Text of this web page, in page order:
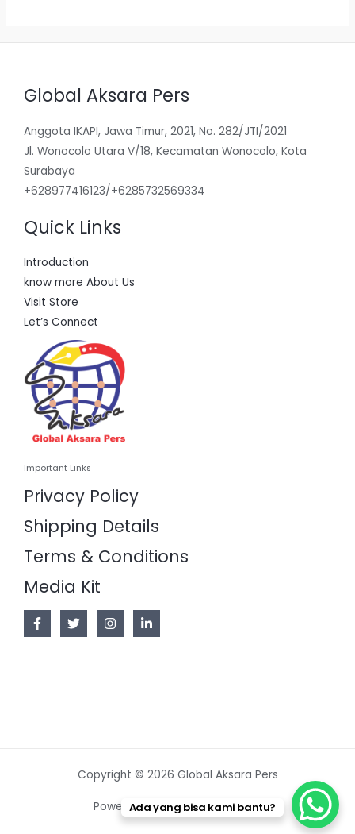
Global Aksara Pers
Anggota IKAPI, Jawa Timur, 2021, No. 282/JTI/2021
Jl. Wonocolo Utara V/18, Kecamatan Wonocolo, Kota
Surabaya
+628977416123/+6285732569334
Quick Links
Introduction
know more About Us
Visit Store
Let’s Connect
Important Links
Privacy Policy
Shipping Details
Terms & Conditions
Media Kit
Copyright © 2026 Global Aksara Pers
Powered by Global Aksara Pers
Ada yang bisa kami bantu?